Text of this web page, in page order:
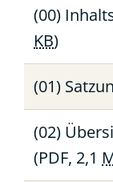
(00)
KB)
(01)
(02)
(PDF, 2,1